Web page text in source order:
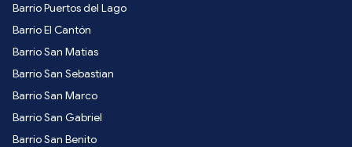
Barrio Puertos del Lago
Barrio El Cantón
Barrio San Matias
Barrio San Sebastian
Barrio San Marco
Barrio San Gabriel
Barrio San Benito